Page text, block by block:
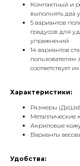
Компактный и
выполнять два
5 вариантов
градусов для
упражнений
14 вариантов
пользователям
соответствует
Характеристики:
Размеры
Металлические
Акриловые
Варианты
Удобства: